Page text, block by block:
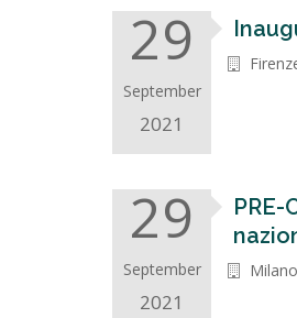
29
September
2021
29
September
2021